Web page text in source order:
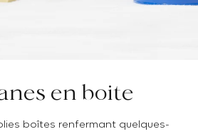
en boite
boîtes renfermant quelques-